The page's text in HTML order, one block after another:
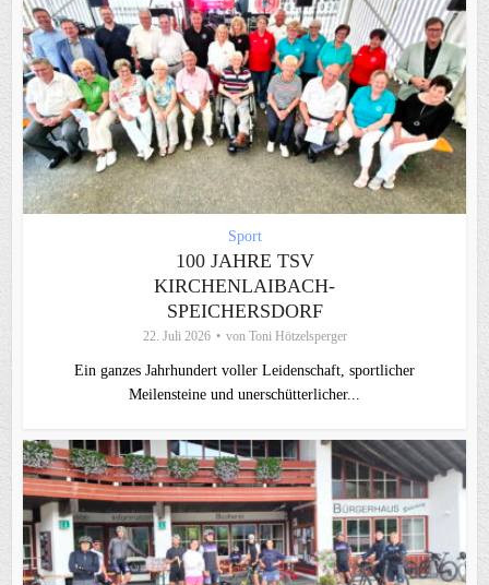
Sport
100 JAHRE TSV
KIRCHENLAIBACH-
SPEICHERSDORF
22. Juli 2026 von Toni Hötzelsperger
Ein ganzes Jahrhundert voller Leidenschaft, sportlicher
Meilensteine und unerschütterlicher...